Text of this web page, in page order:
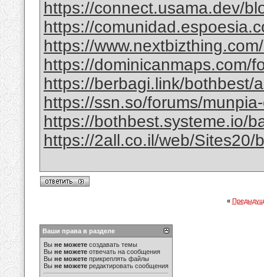
https://connect.usama.dev/
https://
https://
https://dominicanmaps.com/
https://berbagi.link/bothbest/
https://ssn.so/forums/
https://bothbest.systeme.io/
https://2all.co.il/web/Sites20/
«
Ваши права в разделе
Вы не можете создавать темы
Вы не можете отвечать на сообщения
Вы не можете прикреплять файлы
Вы не можете редактировать сообщения